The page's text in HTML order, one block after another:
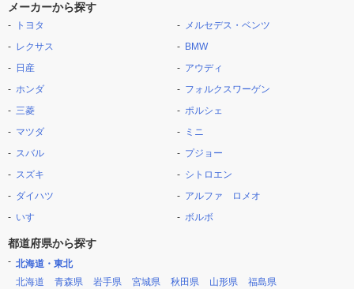
メーカーから探す
トヨタ
レクサス
日産
ホンダ
三菱
マツダ
スバル
スズキ
ダイハツ
いすゞ
メルセデス・ベンツ
BMW
アウディ
フォルクスワーゲン
ポルシェ
ミニ
プジョー
シトロエン
アルファ ロメオ
ボルボ
都道府県から探す
北海道・東北
北海道
青森県 岩手県 宮城県 秋田県 山形県 福島県